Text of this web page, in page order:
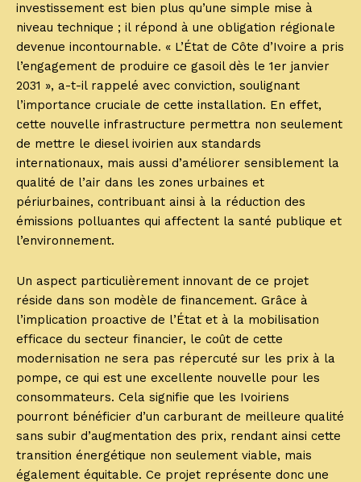
investissement est bien plus qu’une simple mise à
niveau technique ; il répond à une obligation régionale
devenue incontournable. « L’État de Côte d’Ivoire a pris
l’engagement de produire ce gasoil dès le 1er janvier
2031 », a-t-il rappelé avec conviction, soulignant
l’importance cruciale de cette installation. En effet,
cette nouvelle infrastructure permettra non seulement
de mettre le diesel ivoirien aux standards
internationaux, mais aussi d’améliorer sensiblement la
qualité de l’air dans les zones urbaines et
périurbaines, contribuant ainsi à la réduction des
émissions polluantes qui affectent la santé publique et
l’environnement.
Un aspect particulièrement innovant de ce projet
réside dans son modèle de financement. Grâce à
l’implication proactive de l’État et à la mobilisation
efficace du secteur financier, le coût de cette
modernisation ne sera pas répercuté sur les prix à la
pompe, ce qui est une excellente nouvelle pour les
consommateurs. Cela signifie que les Ivoiriens
pourront bénéficier d’un carburant de meilleure qualité
sans subir d’augmentation des prix, rendant ainsi cette
transition énergétique non seulement viable, mais
également équitable. Ce projet représente donc une